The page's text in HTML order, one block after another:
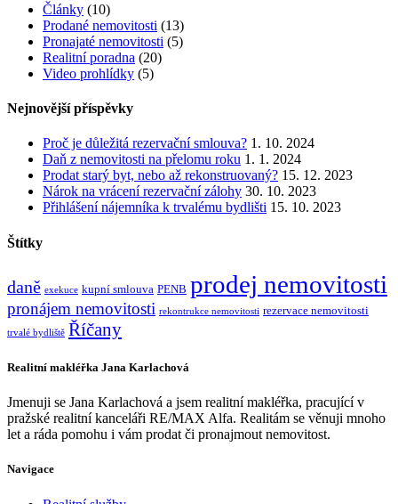
Články (10)
Prodané nemovitosti (13)
Pronajaté nemovitosti (5)
Realitní poradna (20)
Video prohlídky (5)
Nejnovější příspěvky
Proč je důležitá rezervační smlouva? 1. 10. 2024
Daň z nemovitosti na přelomu roku 1. 1. 2024
Prodat starý byt, nebo až rekonstruovaný? 15. 12. 2023
Nárok na vrácení rezervační zálohy 30. 10. 2023
Přihlášení nájemníka k trvalému bydlišti 15. 10. 2023
Štítky
daně exekuce kupní smlouva PENB prodej nemovitosti
pronájem nemovitosti rekontrukce nemovitosti rezervace nemovitosti
trvalé bydliště Říčany
Realitní makléřka Jana Karlachová
Jmenuji se Jana Karlachová a jsem realitní makléřka, pracující v
pražské realitní kanceláři RE/MAX Alfa. Realitám se věnuji mnoho
let a ráda pomohu i vám prodat či pronajmout nemovitost.
Navigace